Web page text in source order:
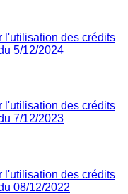
l'utilisation des crédits
5/12/2024
l'utilisation des crédits
7/12/2023
l'utilisation des crédits
08/12/2022